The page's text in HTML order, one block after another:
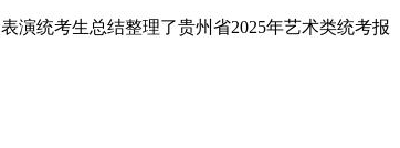
演统考生总结整理了贵州省2025年艺术类统考报